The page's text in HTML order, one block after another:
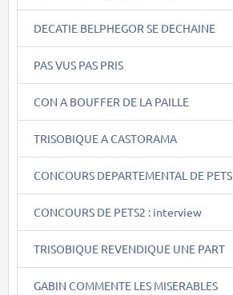
DECATIE BELPHEGOR SE DECHAINE
PAS VUS PAS PRIS
CON A BOUFFER DE LA PAILLE
TRISOBIQUE A CASTORAMA
CONCOURS DEPARTEMENTAL DE PETS
CONCOURS DE PETS2 : interview
TRISOBIQUE REVENDIQUE UNE PART
GABIN COMMENTE LES MISERABLES